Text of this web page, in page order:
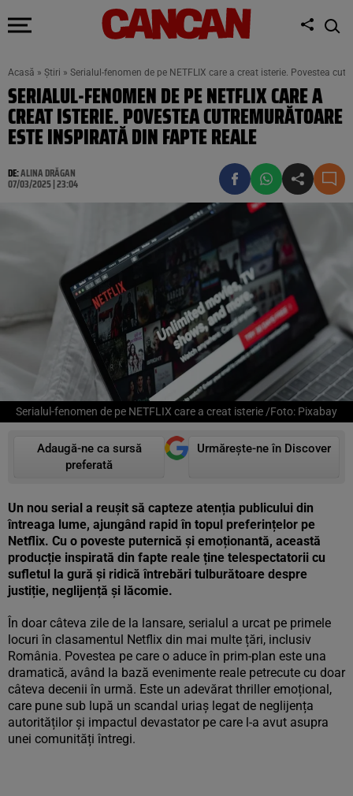
Acasă » Știri » Serialul-fenomen de pe NETFLIX care a creat isterie. Povestea
SERIALUL-FENOMEN DE PE NETFLIX CARE A
CREAT ISTERIE. POVESTEA CUTREMURĂTOARE
ESTE INSPIRATĂ DIN FAPTE REALE
DE:ALINA DRĂGAN
07/03/2025 | 23:04
Serialul-fenomen de pe NETFLIX care a creat isterie /Foto: Pixabay
Adaugă-ne ca sursă
preferată
Urmărește-ne în Discover
Un nou serial a reușit să capteze atenția publicului din
întreaga lume, ajungând rapid în topul preferințelor pe
Netflix. Cu o poveste puternică și emoționantă, această
producție inspirată din fapte reale ține telespectatorii cu
sufletul la gură și ridică întrebări tulburătoare despre
justiție, neglijență și lăcomie.
În doar câteva zile de la lansare, serialul a urcat pe primele
locuri în clasamentul Netflix din mai multe țări, inclusiv
România. Povestea pe care o aduce în prim-plan este una
dramatică, având la bază evenimente reale petrecute cu doar
câteva decenii în urmă. Este un adevărat thriller emoțional,
care pune sub lupă un scandal uriaș legat de neglijența
autorităților și impactul devastator pe care l-a avut asupra
unei comunități întregi.